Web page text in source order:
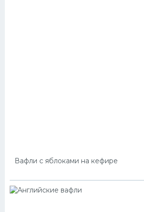
Вафли с яблоками на кефире